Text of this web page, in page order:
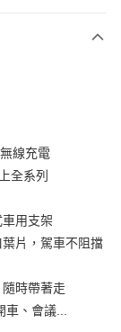
線充電
全系列
用支架
片，駕車不阻擋
時帶著走
、會議...